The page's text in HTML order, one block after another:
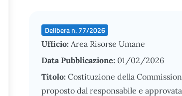
Delibera n. 77/2026
Ufficio: Area Risorse Umane
Data Pubblicazione: 01/02/2026
Titolo: Costituzione della
proposto dal responsabile e